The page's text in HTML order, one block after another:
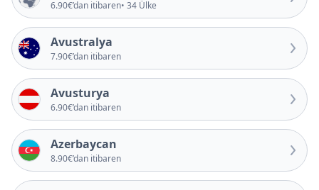
6.90€’dan itibaren• 34 Ülke
Avustralya
7.90€’dan itibaren
Avusturya
6.90€’dan itibaren
Azerbaycan
8.90€’dan itibaren